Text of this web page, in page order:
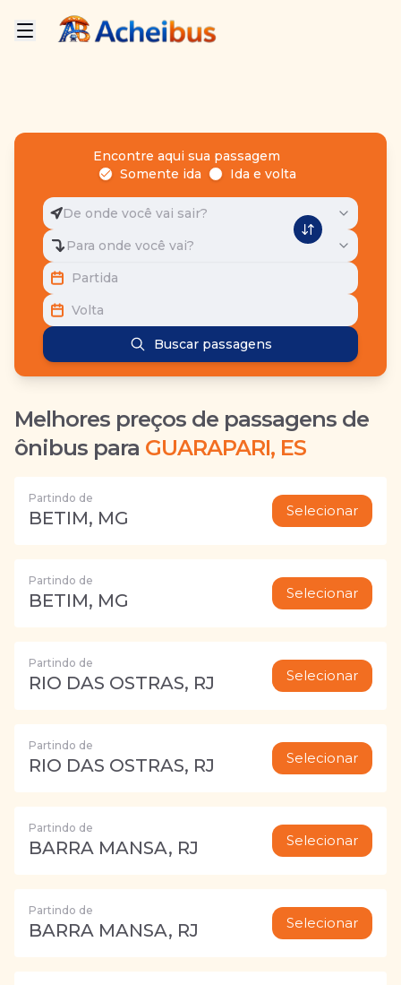
Encontre aqui sua passagem
Somente ida
Ida e volta
De onde você vai sair?
Para onde você vai?
Partida
Volta
Buscar passagens
Melhores preços de passagens de
ônibus para GUARAPARI, ES
Partindo de
BETIM, MG Selecionar
Partindo de
BETIM, MG Selecionar
Partindo de
RIO DAS OSTRAS, RJ Selecionar
Partindo de
RIO DAS OSTRAS, RJ Selecionar
Partindo de
BARRA MANSA, RJ Selecionar
Partindo de
BARRA MANSA, RJ Selecionar